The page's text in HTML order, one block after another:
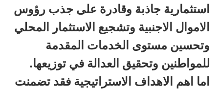
استثمارية جاذبة وقادرة على جذب رؤوس
الاموال الاجنبية وتشجيع الاستثمار المحلي
وتحسين مستوى الخدمات المقدمة
للمواطنين وتحقيق العدالة في توزيعها.
اما اهم الاهداف الاستراتيجية فقد تضمنت